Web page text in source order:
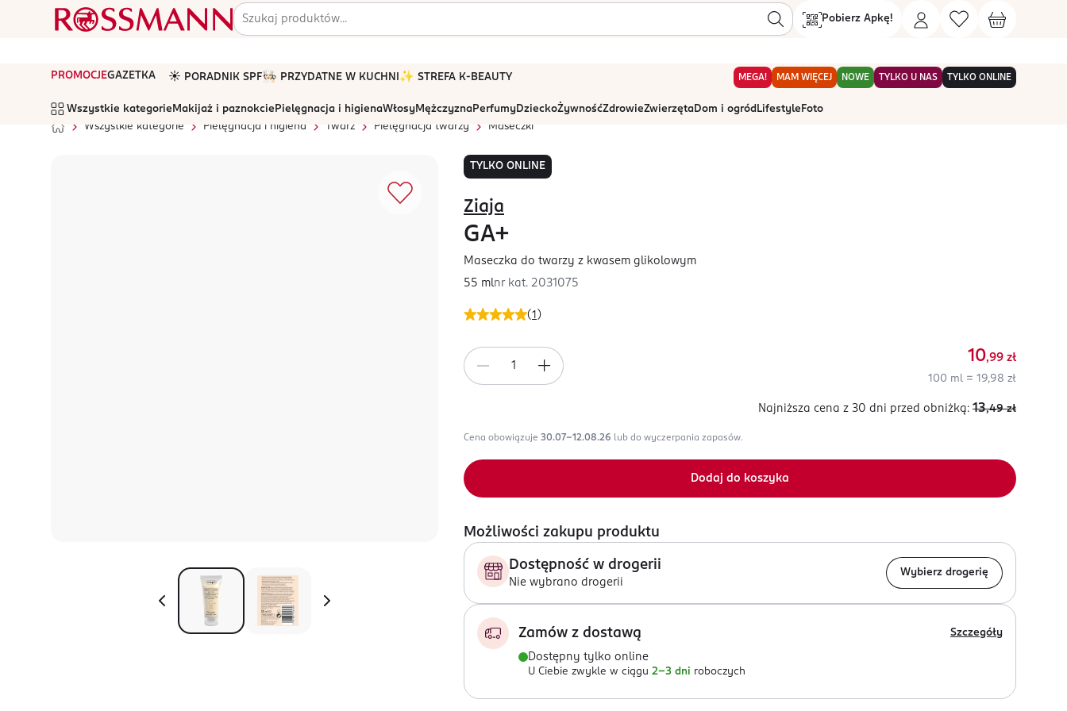
Pobierz Apkę!
PROMOCJEGAZETKA ☀️ PORADNIK SPF🧑🏻‍🍳 PRZYDATNE W KUCHNI ✨ STREFA K-BEAUTY MEGA! MAM WIĘCEJ NOWE TYLKO U NAS TYLKO ONLINE
Wszystkie kategorie Makijaż i paznokcie Pielęgnacja i higienaWłosyMężczyznaPerfumyDzieckoŻywnośćZdrowieZwierzętaDom i ogród Lifestyle Foto
Wszystkie kategorie
Pielęgnacja i higiena Twarz Pielęgnacja twarzy Maseczki
TYLKO ONLINE
(1 )
Ziaja
GA+
Maseczka do twarzy z kwasem glikolowym
55 mlnr kat. 2031075
10,99 zł
100 ml = 19,98 zł
Najniższa cena z 30 dni przed obniżką: 13,49 zł
Cena obowiązuje 30.07-12.08.26 lub do wyczerpania zapasów.
Dodaj do koszyka
Możliwości zakupu produktu
Dostępność w drogerii
Nie wybrano drogerii
Wybierz drogerię
Zamów z dostawą Szczegóły
Dostępny tylko online
U Ciebie zwykle w ciągu 2-3 dni roboczych